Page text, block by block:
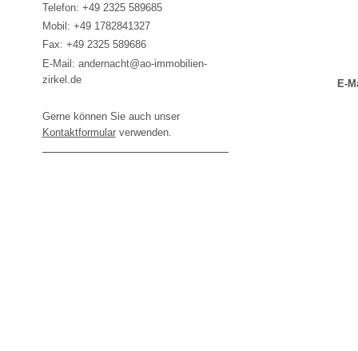
E-
Telefon: +49 2325 589685
Mobil: +49 1782841327
Fax: +49 2325 589686
E-Mail: andernacht@ao-immobilien-
zirkel.de
Gerne können Sie auch unser
Kontaktformularverwenden.